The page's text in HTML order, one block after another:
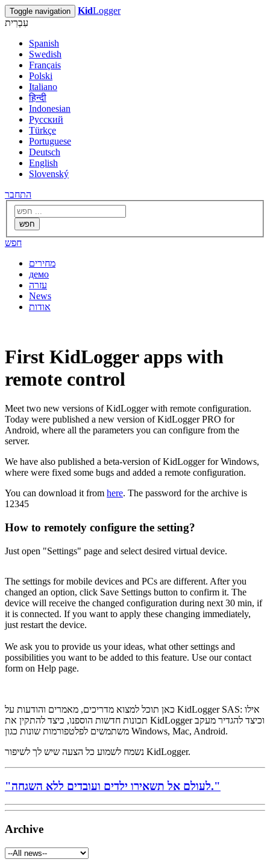
Toggle navigation KidLogger
עִבְרִית
Spanish
Swedish
Français
Polski
Italiano
हिन्दी
Indonesian
Русский
Türkçe
Portuguese
Deutsch
English
Slovenský
התחבר
חפש
חפש
מחירים
демо
עזרה
News
אודות
First KidLogger apps with
remote control
Meet two new versions of KidLogger with remote configuration.
Today were published a new version of KidLogger PRO for
Android, where all the parameters you can configure from the
server.
We have also published a beta-version of KidLogger for Windows,
where were fixed some bugs and added a remote configuration.
You can download it from here. The password for the archive is
12345
How to remotely configure the setting?
Just open "Settings" page and select desired virtual device.
The settings for mobile devices and PCs are different. After you
changed an option, click Save Settings button to confirm it. The
device will receive the changed configuration during next 30 min, if
it is connected. If you want to apply these changing immediately,
just restart the device.
We ask you to provide us your ideas, what other settings and
possibilities you want to be added to this feature. Use our contact
form on Help page.
כאן תוכל למצוא מדריכים, מאמרים והודעות על KidLogger SAS: אילו
תכונות חדשות הוספנו, כיצד להתקין את KidLogger וכיצד להגדיר מעקב
משתמשים לפלטפורמות שונות כגון Windows, Mac, Android.
נשמח לשמוע כל הצעה שיש לך לשיפור KidLogger.
"לעולם אל תשאירו ילדים ועובדים ללא השגחה."
Archive